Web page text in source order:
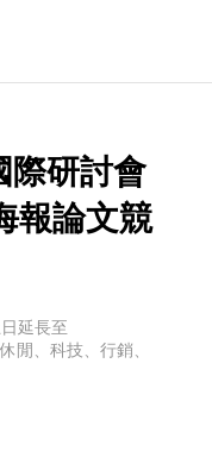
際研討會
報論文競
延長至
閒、科技、行銷、